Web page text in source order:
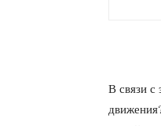
В связи с